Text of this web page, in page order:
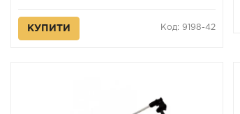
КУПИТИ Код: 9198-42